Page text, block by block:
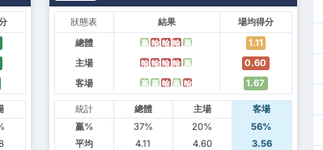
狀態表 結果
場均得分
總體
贏 輸 輸 輸 贏
1.11
主場
輸 輸 輸 輸 贏
0.60
客場
贏 贏 輸 贏 輸 1.67
統計 總體 主場
客場
贏%
37% 20%
56%
平均
4.11 4.60
3.56